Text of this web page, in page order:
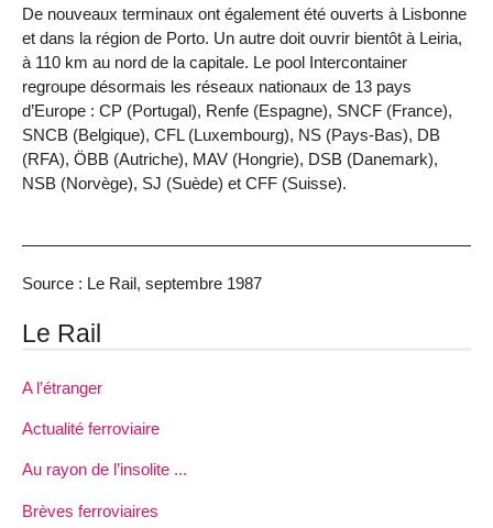
De nouveaux terminaux ont également été ouverts à Lisbonne
et dans la région de Porto. Un autre doit ouvrir bientôt à Leiria,
à 110 km au nord de la capitale. Le pool Intercontainer
regroupe désormais les réseaux nationaux de 13 pays
d’Europe : CP (Portugal), Renfe (Espagne), SNCF (France),
SNCB (Belgique), CFL (Luxembourg), NS (Pays-Bas), DB
(RFA), ÖBB (Autriche), MAV (Hongrie), DSB (Danemark),
NSB (Norvège), SJ (Suède) et CFF (Suisse).
Source : Le Rail, septembre 1987
Le Rail
A l’étranger
Actualité ferroviaire
Au rayon de l’insolite ...
Brèves ferroviaires